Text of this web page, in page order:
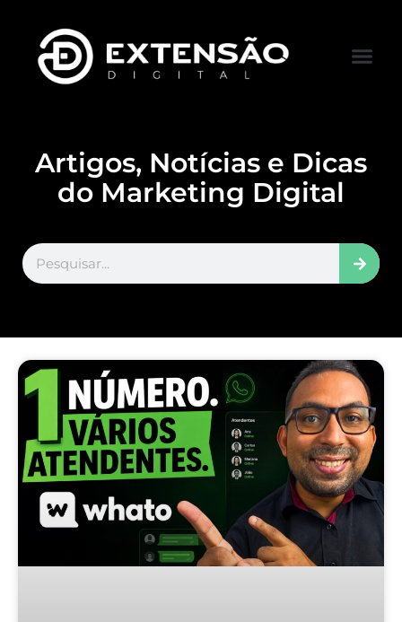
Artigos, Notícias e Dicas
do Marketing Digital